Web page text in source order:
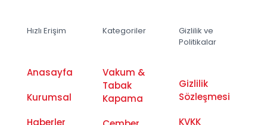
Hızlı Erişim
Anasayfa
Kurumsal
Kategoriler
Vakum &
Tabak
Kapama
Gizlilik ve
Politikalar
Gizlilik
Sözleşmesi
KVKK